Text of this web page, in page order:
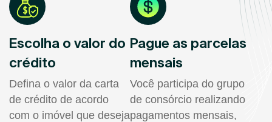
Escolha o valor do
crédito
Defina o valor da carta
de crédito de acordo
com o imóvel que deseja
Pague as parcelas
mensais
Você participa do grupo
de consórcio realizando
pagamentos mensais,